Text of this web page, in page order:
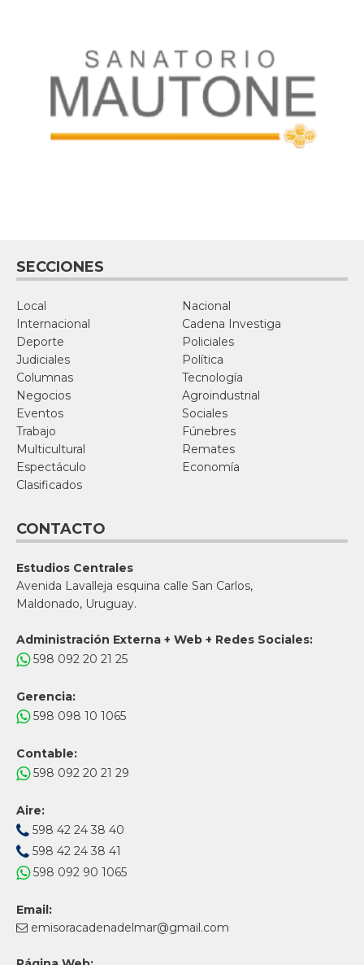
SECCIONES
Local
Nacional
Internacional
Cadena Investiga
Deporte
Policiales
Judiciales
Política
Columnas
Tecnología
Negocios
Agroindustrial
Eventos
Sociales
Trabajo
Fúnebres
Multicultural
Remates
Espectáculo
Economía
Clasificados
CONTACTO
Estudios Centrales
Avenida Lavalleja esquina calle San Carlos,
Maldonado, Uruguay.
Administración Externa + Web + Redes Sociales:
598 092 20 21 25
Gerencia:
598 098 10 1065
Contable:
598 092 20 21 29
Aire:
598 42 24 38 40
598 42 24 38 41
598 092 90 1065
Email:
emisoracadenadelmar@gmail.com